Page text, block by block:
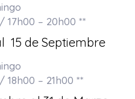
17h00 – 20h00 **
15 de Septiembre
18h00 – 21h00 **